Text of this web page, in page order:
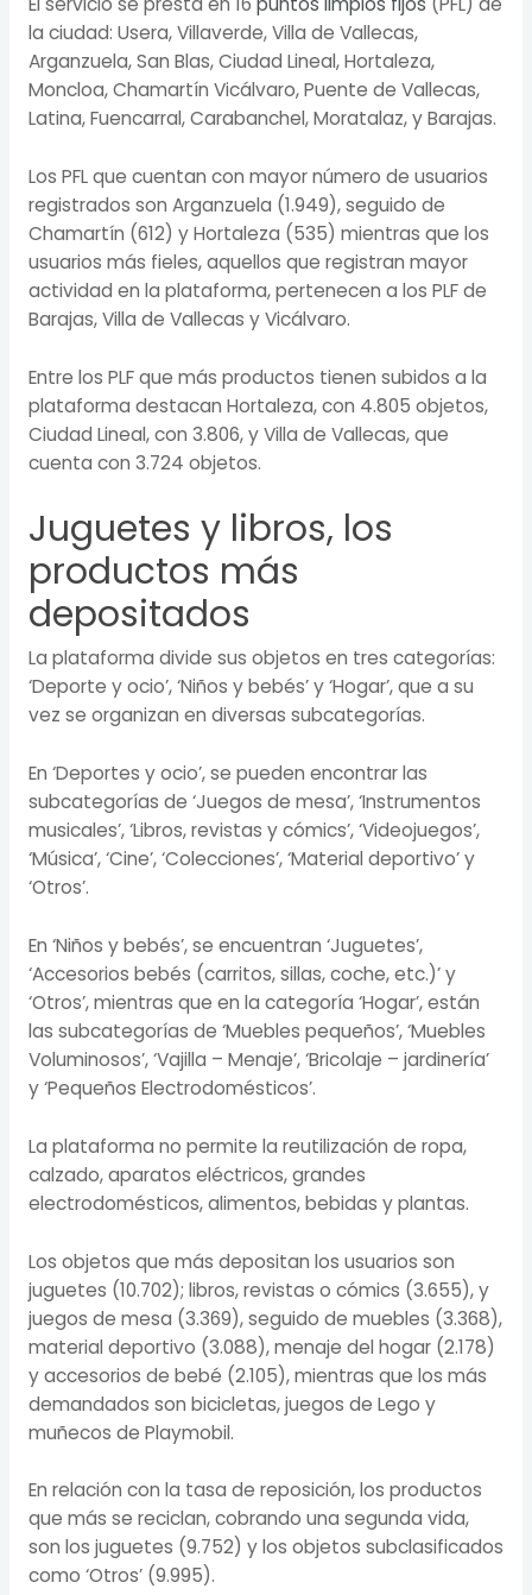
la ciudad: Usera, Villaverde, Villa de Vallecas,
Arganzuela, San Blas, Ciudad Lineal, Hortaleza,
Moncloa, Chamartín Vicálvaro, Puente de Vallecas,
Latina, Fuencarral, Carabanchel, Moratalaz, y Barajas.
Los PFL que cuentan con mayor número de usuarios
registrados son Arganzuela (1.949), seguido de
Chamartín (612) y Hortaleza (535) mientras que los
usuarios más fieles, aquellos que registran mayor
actividad en la plataforma, pertenecen a los PLF de
Barajas, Villa de Vallecas y Vicálvaro.
Entre los PLF que más productos tienen subidos a la
plataforma destacan Hortaleza, con 4.805 objetos,
Ciudad Lineal, con 3.806, y Villa de Vallecas, que
cuenta con 3.724 objetos.
Juguetes y libros, los
productos más
depositados
La plataforma divide sus objetos en tres categorías:
‘Deporte y ocio’, ‘Niños y bebés’ y ‘Hogar’, que a su
vez se organizan en diversas subcategorías.
En ‘Deportes y ocio’, se pueden encontrar las
subcategorías de ‘Juegos de mesa’, ‘Instrumentos
musicales’, ‘Libros, revistas y cómics’, ‘Videojuegos’,
‘Música’, ‘Cine’, ‘Colecciones’, ‘Material deportivo’ y
‘Otros’.
En ‘Niños y bebés’, se encuentran ‘Juguetes’,
‘Accesorios bebés (carritos, sillas, coche, etc.)’ y
‘Otros’, mientras que en la categoría ‘Hogar’, están
las subcategorías de ‘Muebles pequeños’, ‘Muebles
Voluminosos’, ‘Vajilla – Menaje’, ‘Bricolaje – jardinería’
y ‘Pequeños Electrodomésticos’.
La plataforma no permite la reutilización de ropa,
calzado, aparatos eléctricos, grandes
electrodomésticos, alimentos, bebidas y plantas.
Los objetos que más depositan los usuarios son
juguetes (10.702); libros, revistas o cómics (3.655), y
juegos de mesa (3.369), seguido de muebles (3.368),
material deportivo (3.088), menaje del hogar (2.178)
y accesorios de bebé (2.105), mientras que los más
demandados son bicicletas, juegos de Lego y
muñecos de Playmobil.
En relación con la tasa de reposición, los productos
que más se reciclan, cobrando una segunda vida,
son los juguetes (9.752) y los objetos subclasificados
como ‘Otros’ (9.995).